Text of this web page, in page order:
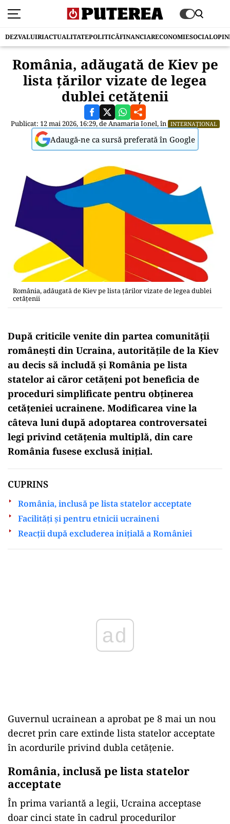
DEZVALUIRIACTUALITATEPOLITICĂFINANCIARECONOMIESOCIAL
România, adăugată de Kiev pe
lista țărilor vizate de legea
dublei cetățenii
Publicat: 12 mai 2026, 16:29, deAnamaria Ionel, în INTERNAȚIONAL
Adaugă-ne ca sursă preferată în Google
România, adăugată de Kiev pe lista țărilor vizate de legea dublei
cetățenii
După criticile venite din partea comunității
românești din Ucraina, autoritățile de la Kiev
au decis să includă și România pe lista
statelor ai căror cetățeni pot beneficia de
proceduri simplificate pentru obținerea
cetățeniei ucrainene. Modificarea vine la
câteva luni după adoptarea controversatei
legi privind cetățenia multiplă, din care
România fusese exclusă inițial.
CUPRINS
România, inclusă pe lista statelor acceptate
Facilități și pentru etnicii ucraineni
Reacții după excluderea inițială a României
Guvernul ucrainean a aprobat pe 8 mai un nou
decret prin care extinde lista statelor acceptate
în acordurile privind dubla cetățenie.
România, inclusă pe lista statelor
acceptate
În prima variantă a legii, Ucraina acceptase
doar cinci state în cadrul procedurilor